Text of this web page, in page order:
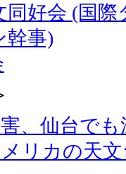
好会 (国
幹事)
、仙台でも
リカの天